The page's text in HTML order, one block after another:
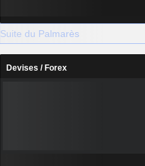
Suite du Palmarès
Devises / Forex